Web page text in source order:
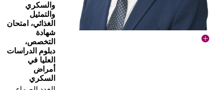
والسكري
والتمثيل
الغذائي، امتحان
شهادة
التخصص،
دبلوم الدراسات
العليا في
أمراض
السكري